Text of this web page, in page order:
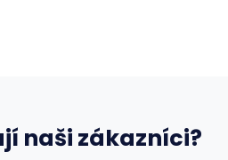
naši zákazníci?